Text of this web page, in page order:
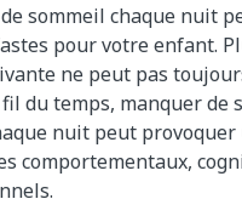
sommeil chaque nuit
pour votre enfant.
ne peut pas
du temps, manquer de
nuit peut provoquer
comportementaux,